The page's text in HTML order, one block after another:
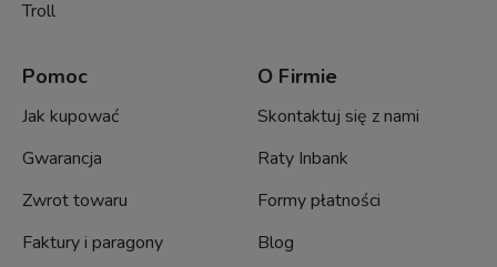
Troll
Pomoc
Jak kupować
Gwarancja
Zwrot towaru
Faktury i paragony
O Firmie
Skontaktuj się z nami
Raty Inbank
Formy płatności
Blog